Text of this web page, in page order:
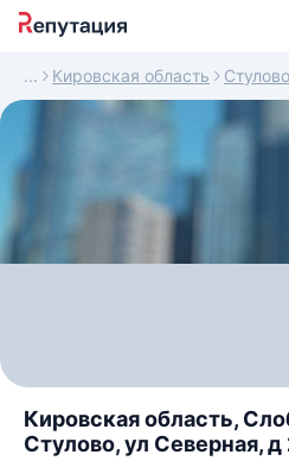
Кировская область Стулово
Кировская область,
Стулово, ул Северная, д